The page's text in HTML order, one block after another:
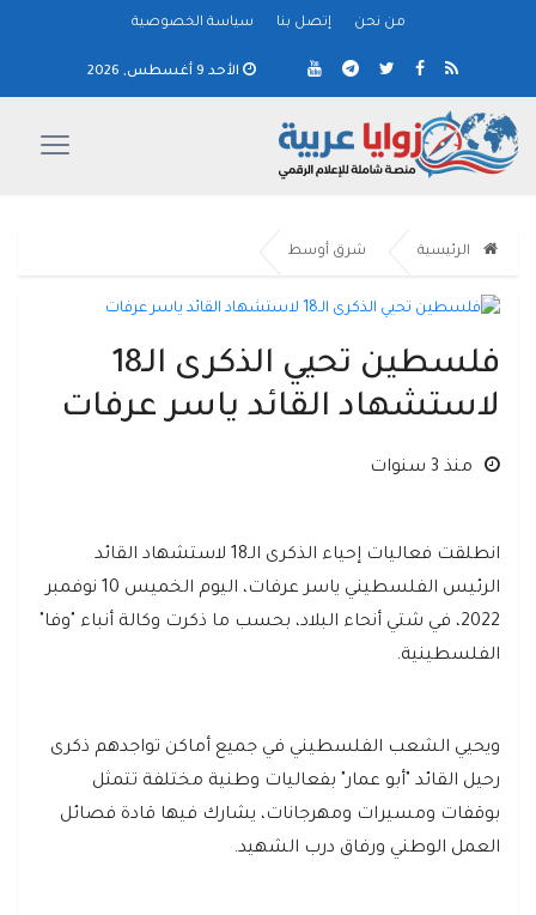
من نحن إتصل بنا سياسة الخصوصية
الأحد 9 أغسطس, 2026
الرئيسية شرق أوسط
فلسطين تحيي الذكرى الـ18
لاستشهاد القائد ياسر عرفات
منذ 3 سنوات
انطلقت فعاليات إحياء الذكرى الـ18 لاستشهاد القائد
الرئيس الفلسطيني ياسر عرفات، اليوم الخميس 10 نوفمبر
2022، في شتي أنحاء البلاد، بحسب ما ذكرت وكالة أنباء "وفا"
الفلسطينية.
ويحيي الشعب الفلسطيني في جميع أماكن تواجدهم ذكرى
رحيل القائد "أبو عمار" بفعاليات وطنية مختلفة تتمثل
بوقفات ومسيرات ومهرجانات، يشارك فيها قادة فصائل
العمل الوطني ورفاق درب الشهيد.